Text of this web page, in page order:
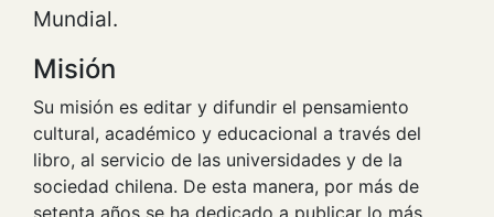
Mundial.
Misión
Su misión es editar y difundir el pensamiento
cultural, académico y educacional a través del
libro, al servicio de las universidades y de la
sociedad chilena. De esta manera, por más de
setenta años se ha dedicado a publicar lo más